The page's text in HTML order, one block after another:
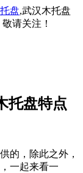
盘,武汉木托盘
请关注！
托盘特点
的，除此之外，
一起来看一